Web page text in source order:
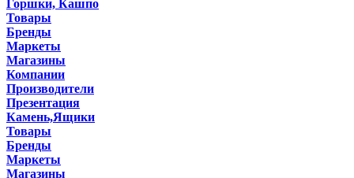
Горшки, Кашпо
Товары
Бренды
Маркеты
Магазины
Компании
Производители
Презентация
Камень,Ящики
Товары
Бренды
Маркеты
Магазины